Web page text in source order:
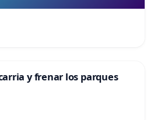
y frenar los parques